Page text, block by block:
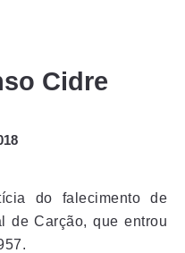
Cidre
do falecimento de
de Carção, que entrou